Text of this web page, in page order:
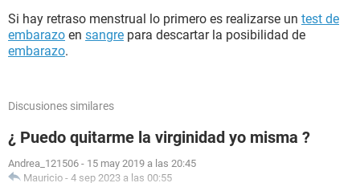
Si hay retraso menstrual lo primero es realizarse un test de
embarazo en sangre para descartar la posibilidad de
embarazo.
Discusiones similares
¿ Puedo quitarme la virginidad yo misma ?
Andrea_121506 - 15 may 2019 a las 20:45
Mauricio - 4 sep 2023 a las 00:55